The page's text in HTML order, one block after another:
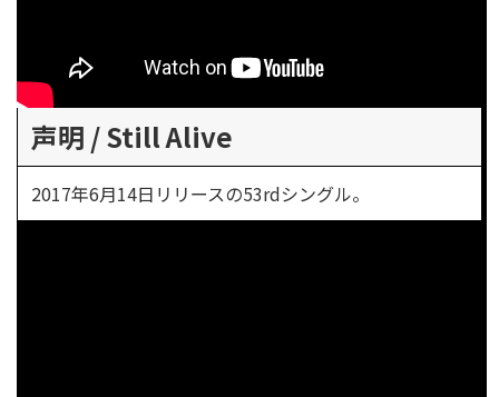
声明 / Still Alive
2017年6月14日リリースの53rdシングル。